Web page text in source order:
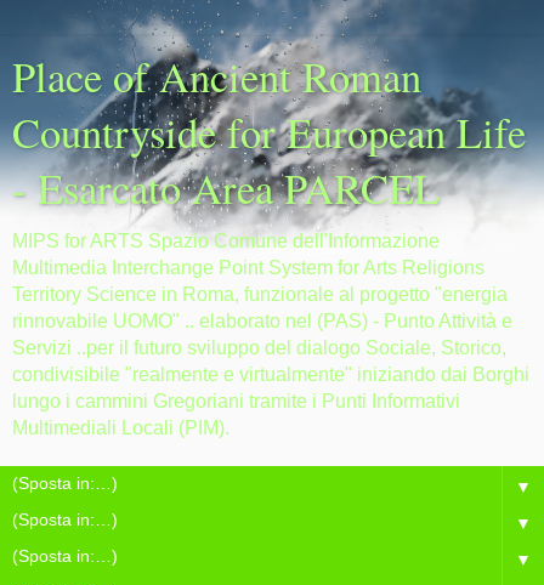
Place of Ancient Roman
Countryside for European Life
- Esarcato Area PARCEL
MIPS for ARTS Spazio Comune dell'Informazione
Multimedia Interchange Point System for Arts Religions
Territory Science in Roma, funzionale al progetto "energia
rinnovabile UOMO" .. elaborato nel (PAS) - Punto Attività e
Servizi ..per il futuro sviluppo del dialogo Sociale, Storico,
condivisibile "realmente e virtualmente" iniziando dai Borghi
lungo i cammini Gregoriani tramite i Punti Informativi
Multimediali Locali (PIM).
▼
▼
▼